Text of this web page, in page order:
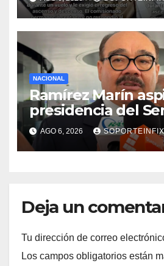
NACIONAL
Ramírez Marín
presidencia del
respeta decisión
AGO 6, 2026 SOPORTEINFIX
Deja un
Tu dirección de correo
Los campos obligatorios están